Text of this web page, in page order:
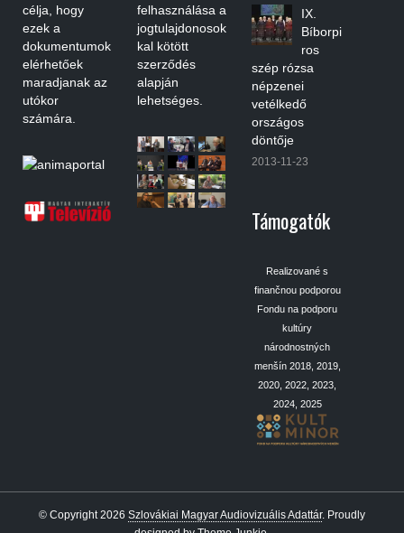
célja, hogy
ezek a
dokumentumok
elérhetőek
maradjanak az
utókor
számára.
felhasználása a
jogtulajdonosok
kal kötött
szerződés
alapján
lehetséges.
IX.
Bíborpi
ros
szép rózsa
népzenei
vetélkedő
országos
döntője
2013-11-23
Támogatók
Realizované s
finančnou podporou
Fondu na podporu
kultúry
národnostných
menšín 2018, 2019,
2020, 2022, 2023,
2024, 2025
© Copyright 2026 Szlovákiai Magyar Audiovizuális Adattár. Proudly